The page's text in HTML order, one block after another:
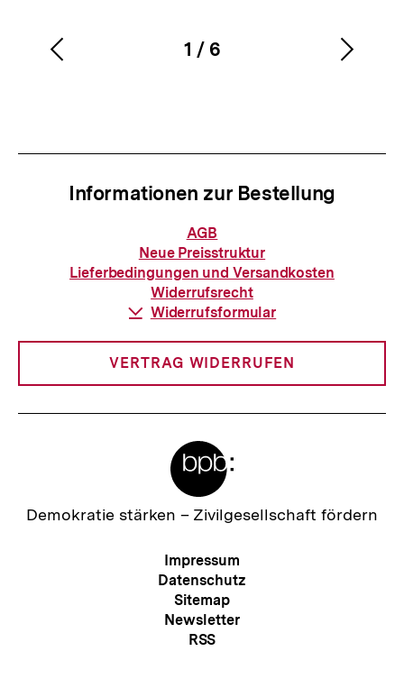
Karussellinhalt
1
von
/ 6
Vorherigen
Informationen zur Bestellung
Informationen
zur
Bestellung
AGB
Neue Preisstruktur
Lieferbedingungen und Versandkosten
Widerrufsrecht
Download-
Widerrufsformular
VERTRAG WIDERRUFEN
Zur
Demokratie stärken – Zivilgesellschaft fördern
Meta-
Navigation
Impressum
Datenschutz
Sitemap
Newsletter
RSS